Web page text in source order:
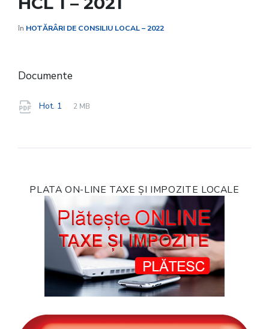
în HOTĂRÂRI DE CONSILIU LOCAL – 2022
Documente
Hot. 1
File
pdf
File
2 MB
PLATA ON-LINE TAXE ȘI IMPOZITE LOCALE